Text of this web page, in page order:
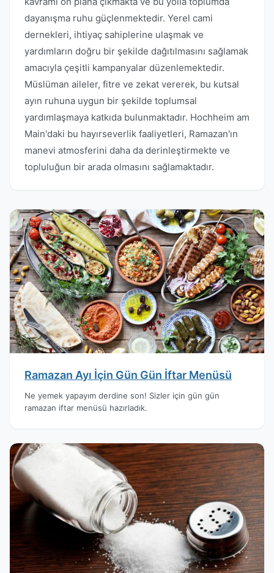
dayanışma ruhu güçlenmektedir. Yerel cami
dernekleri, ihtiyaç sahiplerine ulaşmak ve
yardımların doğru bir şekilde dağıtılmasını sağlamak
amacıyla çeşitli kampanyalar düzenlemektedir.
Müslüman aileler, fitre ve zekat vererek, bu kutsal
ayın ruhuna uygun bir şekilde toplumsal
yardımlaşmaya katkıda bulunmaktadır. Hochheim am
Main'daki bu hayırseverlik faaliyetleri, Ramazan'ın
manevi atmosferini daha da derinleştirmekte ve
topluluğun bir arada olmasını sağlamaktadır.
Ramazan Ayı İçin Gün Gün İftar Menüsü
Ne yemek yapayım derdine son! Sizler için gün gün
ramazan iftar menüsü hazırladık.